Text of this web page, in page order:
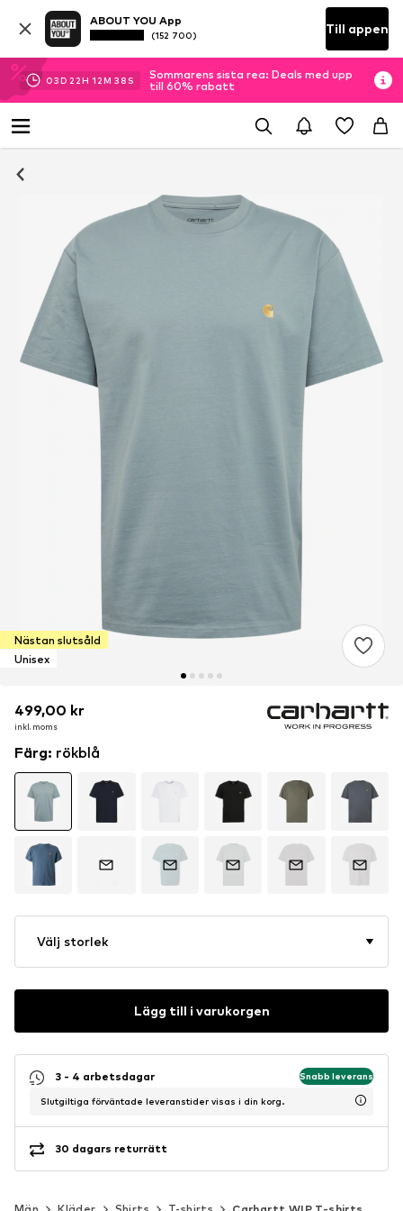
ABOUT YOU App
(152 700) Till appen
03D 22H 12M 37 S
Sommarens sista rea: Deals med upp
till 60% rabatt
Nästan slutsåld
Unisex
499,00 kr
inkl. moms
499,00 kr
inkl. moms
Färg: rökblå
Välj storlek
Lägg till i varukorgen
3 - 4 arbetsdagar Snabb leverans
Slutgiltiga förväntade leveranstider visas i din korg.
30 dagars returrätt